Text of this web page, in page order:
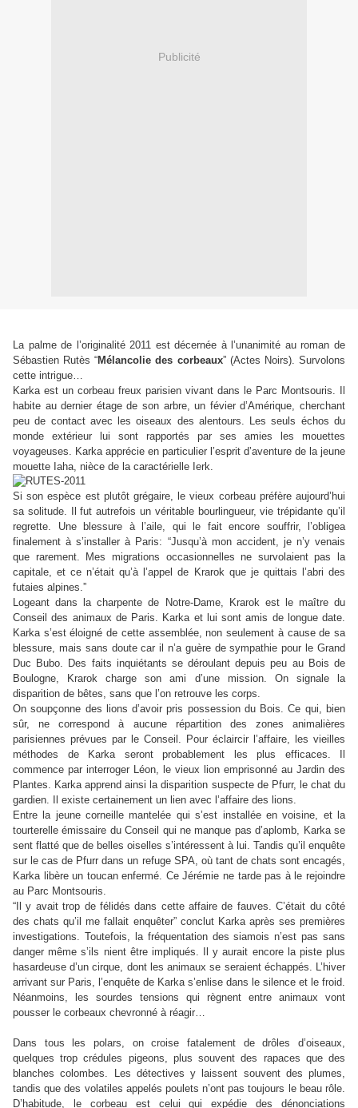
Publicité
La palme de l’originalité 2011 est décernée à l’unanimité au roman de
Sébastien Rutès “Mélancolie des corbeaux” (Actes Noirs). Survolons
cette intrigue…
Karka est un corbeau freux parisien vivant dans le Parc Montsouris. Il
habite au dernier étage de son arbre, un févier d’Amérique, cherchant
peu de contact avec les oiseaux des alentours. Les seuls échos du
monde extérieur lui sont rapportés par ses amies les mouettes
voyageuses. Karka apprécie en particulier l’esprit d’aventure de la jeune
mouette Iaha, nièce de la caractérielle Ierk.
Si son espèce est plutôt grégaire, le vieux corbeau préfère aujourd’hui
sa solitude. Il fut autrefois un véritable bourlingueur, vie trépidante qu’il
regrette. Une blessure à l’aile, qui le fait encore souffrir, l’obligea
finalement à s’installer à Paris: “Jusqu’à mon accident, je n’y venais
que rarement. Mes migrations occasionnelles ne survolaient pas la
capitale, et ce n’était qu’à l’appel de Krarok que je quittais l’abri des
futaies alpines.”
Logeant dans la charpente de Notre-Dame, Krarok est le maître du
Conseil des animaux de Paris. Karka et lui sont amis de longue date.
Karka s’est éloigné de cette assemblée, non seulement à cause de sa
blessure, mais sans doute car il n’a guère de sympathie pour le Grand
Duc Bubo. Des faits inquiétants se déroulant depuis peu au Bois de
Boulogne, Krarok charge son ami d’une mission. On signale la
disparition de bêtes, sans que l’on retrouve les corps.
On soupçonne des lions d’avoir pris possession du Bois. Ce qui, bien
sûr, ne correspond à aucune répartition des zones animalières
parisiennes prévues par le Conseil. Pour éclaircir l’affaire, les vieilles
méthodes de Karka seront probablement les plus efficaces. Il
commence par interroger Léon, le vieux lion emprisonné au Jardin des
Plantes. Karka apprend ainsi la disparition suspecte de Pfurr, le chat du
gardien. Il existe certainement un lien avec l’affaire des lions.
Entre la jeune corneille mantelée qui s’est installée en voisine, et la
tourterelle émissaire du Conseil qui ne manque pas d’aplomb, Karka se
sent flatté que de belles oiselles s’intéressent à lui. Tandis qu’il enquête
sur le cas de Pfurr dans un refuge SPA, où tant de chats sont encagés,
Karka libère un toucan enfermé. Ce Jérémie ne tarde pas à le rejoindre
au Parc Montsouris.
“I
l y avait trop de félidés dans cette affaire de fauves. C’était du côté
des chats qu’il me fallait enquêter”conclut Karka après ses premières
investigations. Toutefois, la fréquentation des siamois n’est pas sans
danger même s’ils nient être impliqués. Il y aurait encore la piste plus
hasardeuse d’un cirque, dont les animaux se seraient échappés. L’hiver
arrivant sur Paris, l’enquête de Karka s’enlise dans le silence et le froid.
Néanmoins, les sourdes tensions qui règnent entre animaux vont
pousser le corbeaux chevronné à réagir…
Dans tous les polars, on croise fatalement de drôles d’oiseaux,
quelques trop crédules pigeons, plus souvent des rapaces que des
blanches colombes. Les détectives y laissent souvent des plumes,
tandis que des volatiles appelés poulets n’ont pas toujours le beau rôle.
D’habitude, le corbeau est celui qui expédie des dénonciations